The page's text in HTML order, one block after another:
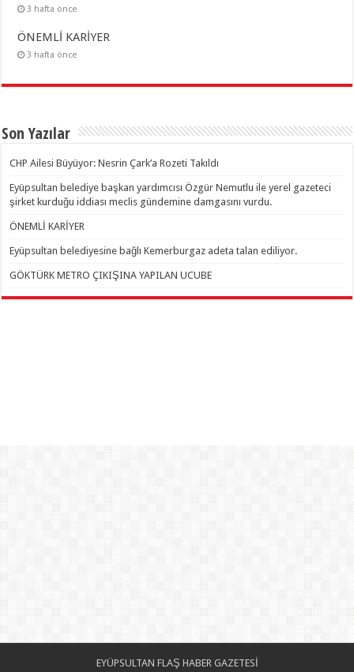
3 hafta önce
ÖNEMLİ KARİYER
3 hafta önce
Son Yazılar
CHP Ailesi Büyüyor: Nesrin Çark’a Rozeti Takıldı
Eyüpsultan belediye başkan yardımcısı Özgür Nemutlu ile yerel gazeteci
şirket kurduğu iddiası meclis gündemine damgasını vurdu.
ÖNEMLİ KARİYER
Eyüpsultan belediyesine bağlı Kemerburgaz adeta talan ediliyor.
GÖKTÜRK METRO ÇIKIŞINA YAPILAN UCUBE
EYÜPSULTAN FLAŞ HABER GAZETESİ